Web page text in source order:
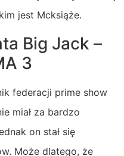
jest Mcksiąże.
Big Jack –
3
federacji prime show
miał za bardzo
on stał się
Może dlatego, że